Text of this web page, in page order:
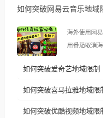
示语。 海外用户如香港、澳门、台湾、美国、加拿
像其他音乐
仅能在中国大陆地区播放
台湾、美国
权限制所困扰
如何突破网易云音乐地域
海外使用网
用番茄取消海外地区限
播放”的提示语。 海外用户如香港、澳门
制问题，且仅能
如何突破爱奇艺地域限制
如何突破喜马拉雅地域限
如何突破优酷视频地域限